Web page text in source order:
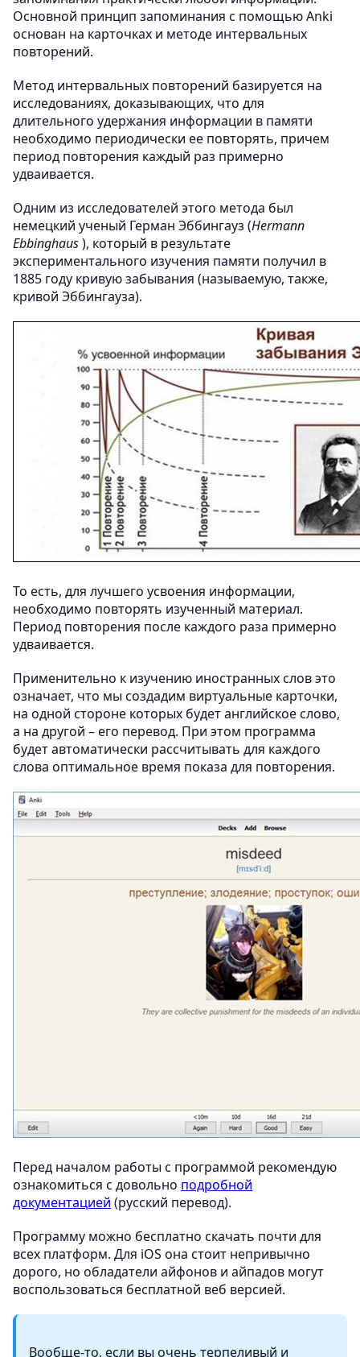
Основной принцип запоминания с помощью Anki
основан на карточках и методе интервальных
повторений.
Метод интервальных повторений базируется на
исследованиях, доказывающих, что для
длительного удержания информации в памяти
необходимо периодически ее повторять, причем
период повторения каждый раз примерно
удваивается.
Одним из исследователей этого метода был
немецкий ученый Герман Эббингауз (Hermann
Ebbinghaus), который в результате
экспериментального изучения памяти получил в
1885 году кривую забывания (называемую, также,
кривой Эббингауза).
То есть, для лучшего усвоения информации,
необходимо повторять изученный материал.
Период повторения после каждого раза примерно
удваивается.
Применительно к изучению иностранных слов это
означает, что мы создадим виртуальные карточки,
на одной стороне которых будет английское слово,
а на другой – его перевод. При этом программа
будет автоматически рассчитывать для каждого
слова оптимальное время показа для повторения.
Перед началом работы с программой рекомендую
ознакомиться с довольно подробной
документацией (русский перевод).
Программу можно бесплатно скачать почти для
всех платформ. Для iOS она стоит непривычно
дорого, но обладатели айфонов и айпадов могут
воспользоваться бесплатной веб версией.
Вообще-то, если вы очень терпеливый и